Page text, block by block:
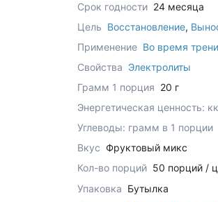
Срок годности 24 месяца
Цель Восстановление,
Применение Во время
Свойства Электролиты
Грамм 1 порция 20 г
Энергетическая ценность:
Углеводы: грамм в 1 порции
Вкус Фруктовый микс
Кол-во порций 50 порций /
Упаковка Бутылка